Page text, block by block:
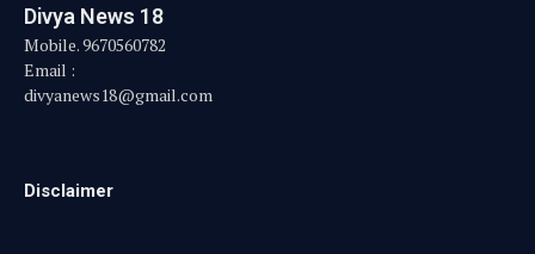
Divya News 18
Mobile. 9670560782
Email :
divyanews18@gmail.com
Disclaimer